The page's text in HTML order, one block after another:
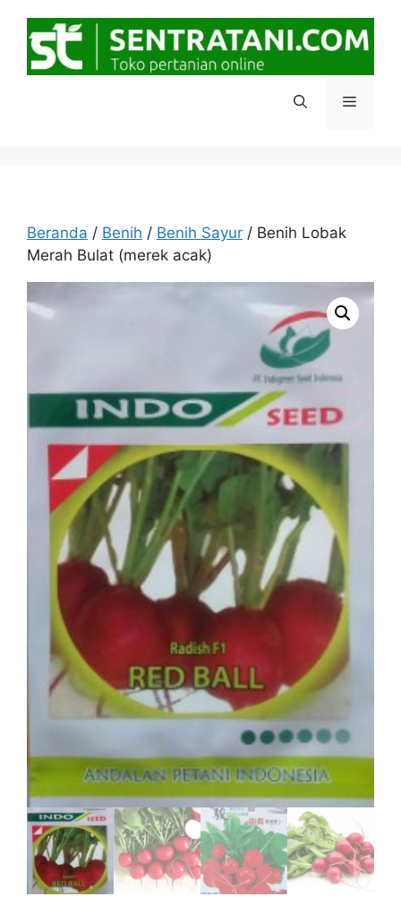
Menu
Beranda / Benih / Benih Sayur / Benih Lobak
Merah Bulat (merek acak)